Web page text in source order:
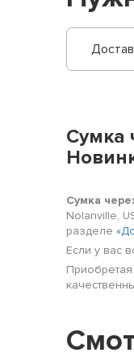
Сумка
Сумка
Nolanville,
разделе
Если у вас
Приобретая